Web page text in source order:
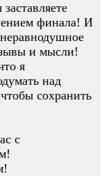
финала! И
и мысли!
я
над
сохранить
с